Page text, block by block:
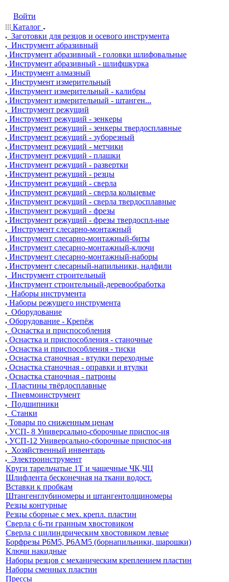
Войти
Каталог
Заготовки для резцов и осевого инструмента
Инструмент абразивный
Инструмент абразивный - головки шлифовальные
Инструмент абразивный - шлифшкурка
Инструмент алмазный
Инструмент измерительный
Инструмент измерительный - калибры
Инструмент измерительный - штанген...
Инструмент режущий
Инструмент режущий - зенкеры
Инструмент режущий - зенкеры твердосплавные
Инструмент режущий - зуборезный
Инструмент режущий - метчики
Инструмент режущий - плашки
Инструмент режущий - развертки
Инструмент режущий - резцы
Инструмент режущий - сверла
Инструмент режущий - сверла кольцевые
Инструмент режущий - сверла твердосплавные
Инструмент режущий - фрезы
Инструмент режущий - фрезы твердоспл-ные
Инструмент слесарно-монтажный
Инструмент слесарно-монтажный-биты
Инструмент слесарно-монтажный-ключи
Инструмент слесарно-монтажный-наборы
Инструмент слесарный-напильники, надфили
Инструмент строительный
Инструмент строительный-деревообработка
Наборы инструмента
Наборы режущего инструмента
Оборудование
Оборудование - Крепёж
Оснастка и приспособления
Оснастка и приспособления - станочные
Оснастка и приспособления - тиски
Оснастка станочная - втулки переходные
Оснастка станочная - оправки и втулки
Оснастка станочная - патроны
Пластины твёрдосплавные
Пневмоинструмент
Подшипники
Станки
Товары по сниженным ценам
УСП- 8 Универсально-сборочные приспос-ия
УСП-12 Универсально-сборочные приспос-ия
Хозяйственный инвентарь
Электроинструмент
Круги тарельчатые 1Т и чашечные ЧК,ЧЦ
Шлифлента бесконечная на ткани водост.
Вставки к пробкам
Штангенглубиномеры и штангентолщиномеры
Резцы контурные
Резцы сборные с мех. крепл. пластин
Сверла с 6-ти гранным хвостовиком
Сверла с цилиндрическим хвостовиком левые
Борфрезы Р6М5, Р6АМ5 (борнапильники, шарошки)
Ключи накидные
Наборы резцов с механическим креплением пластин
Наборы сменных пластин
Прессы